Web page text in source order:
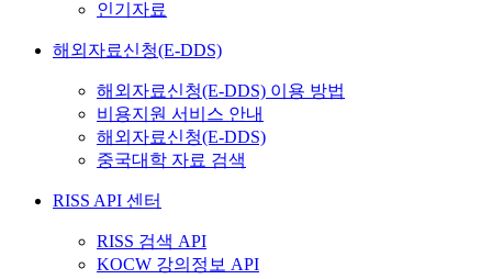
인기자료
해외자료신청(E-DDS)
해외자료신청(E-DDS) 이용 방법
비용지원 서비스 안내
해외자료신청(E-DDS)
중국대학 자료 검색
RISS API 센터
RISS 검색 API
KOCW 강의정보 API